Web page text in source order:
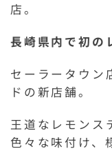
店。
長崎県内で初の
セーラータウン
ドの新店舗。
王道なレモンス
色々な味付け、